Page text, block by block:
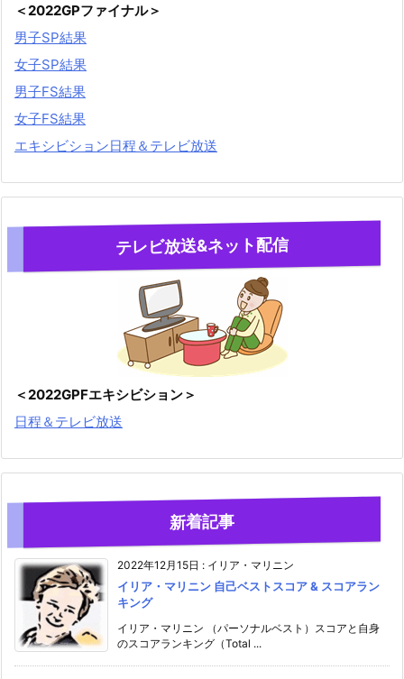
＜2022GPファイナル＞
男子SP結果
女子SP結果
男子FS結果
女子FS結果
エキシビション日程＆テレビ放送
テレビ放送&ネット配信
＜2022GPFエキシビション＞
日程＆テレビ放送
新着記事
2022年12月15日 : イリア・マリニン
イリア・マリニン 自己ベストスコア & スコアラン
キング
イリア・マリニン （パーソナルベスト）スコアと自身
のスコアランキング（Total ...